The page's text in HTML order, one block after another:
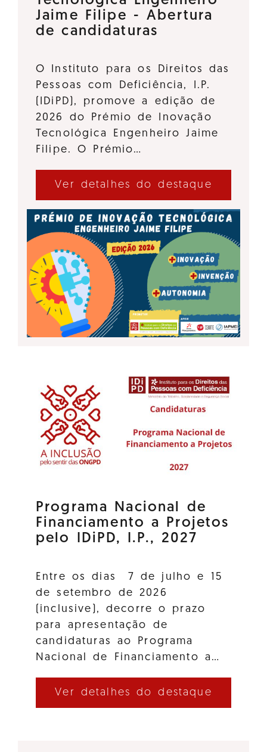
Jaime Filipe - Abertura
de candidaturas
O Instituto para os Direitos das
Pessoas com Deficiência, I.P.
(IDiPD), promove a edição de
2026 do Prémio de Inovação
Tecnológica Engenheiro Jaime
Filipe. O Prémio…
Ver detalhes do destaque
Programa Nacional de
Financiamento a Projetos
pelo IDiPD, I.P., 2027
Entre os dias 7 de julho e 15
de setembro de 2026
(inclusive), decorre o prazo
para apresentação de
candidaturas ao Programa
Nacional de Financiamento a…
Ver detalhes do destaque